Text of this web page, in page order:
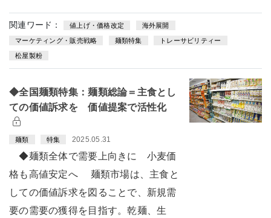
関連ワード： 値上げ・価格改定 海外展開
マーケティング・販売戦略 麺類特集 トレーサビリティー
松屋製粉
◆全国麺類特集：麺類総論＝主食とし
ての価値訴求を 価値提案で活性化
麺類 特集 2025.05.31
◆麺類全体で需要上向きに 小麦価
格も高値安定へ 麺類市場は、主食と
しての価値訴求を図ることで、新規需
要の需要の獲得を目指す。乾麺、生